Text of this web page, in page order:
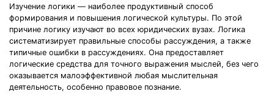
Изучение логики — наиболее продуктивный способ
формирования и повышения логической культуры. По этой
причине логику изучают во всех юридических вузах. Логика
систематизирует правильные способы рассуждения, а также
типичные ошибки в рассуждениях. Она предоставляет
логические средства для точного выражения мыслей, без чего
оказывается малоэффективной любая мыслительная
деятельность, особенно правовое познание.